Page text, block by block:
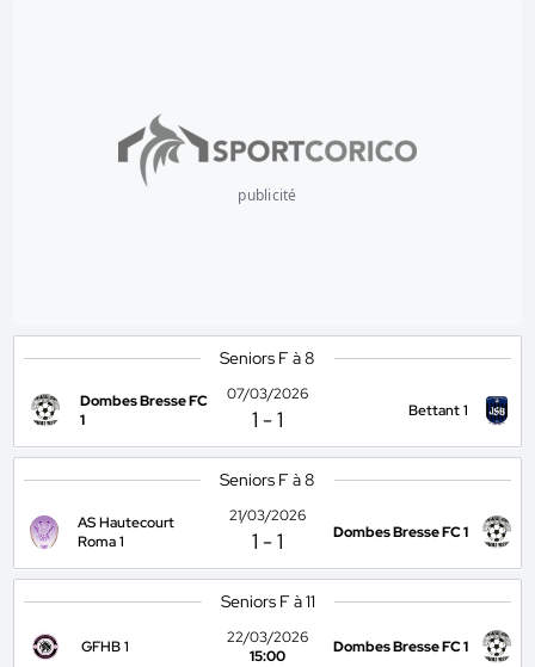
publicité
Seniors F à 8
Dombes Bresse FC
1
07/03/2026
1 -1 Bettant 1
Seniors F à 8
AS Hautecourt
Roma 1
21/03/2026
1 -1 Dombes Bresse FC 1
Seniors F à 11
GFHB 1
22/03/2026
15:00
Dombes Bresse FC 1